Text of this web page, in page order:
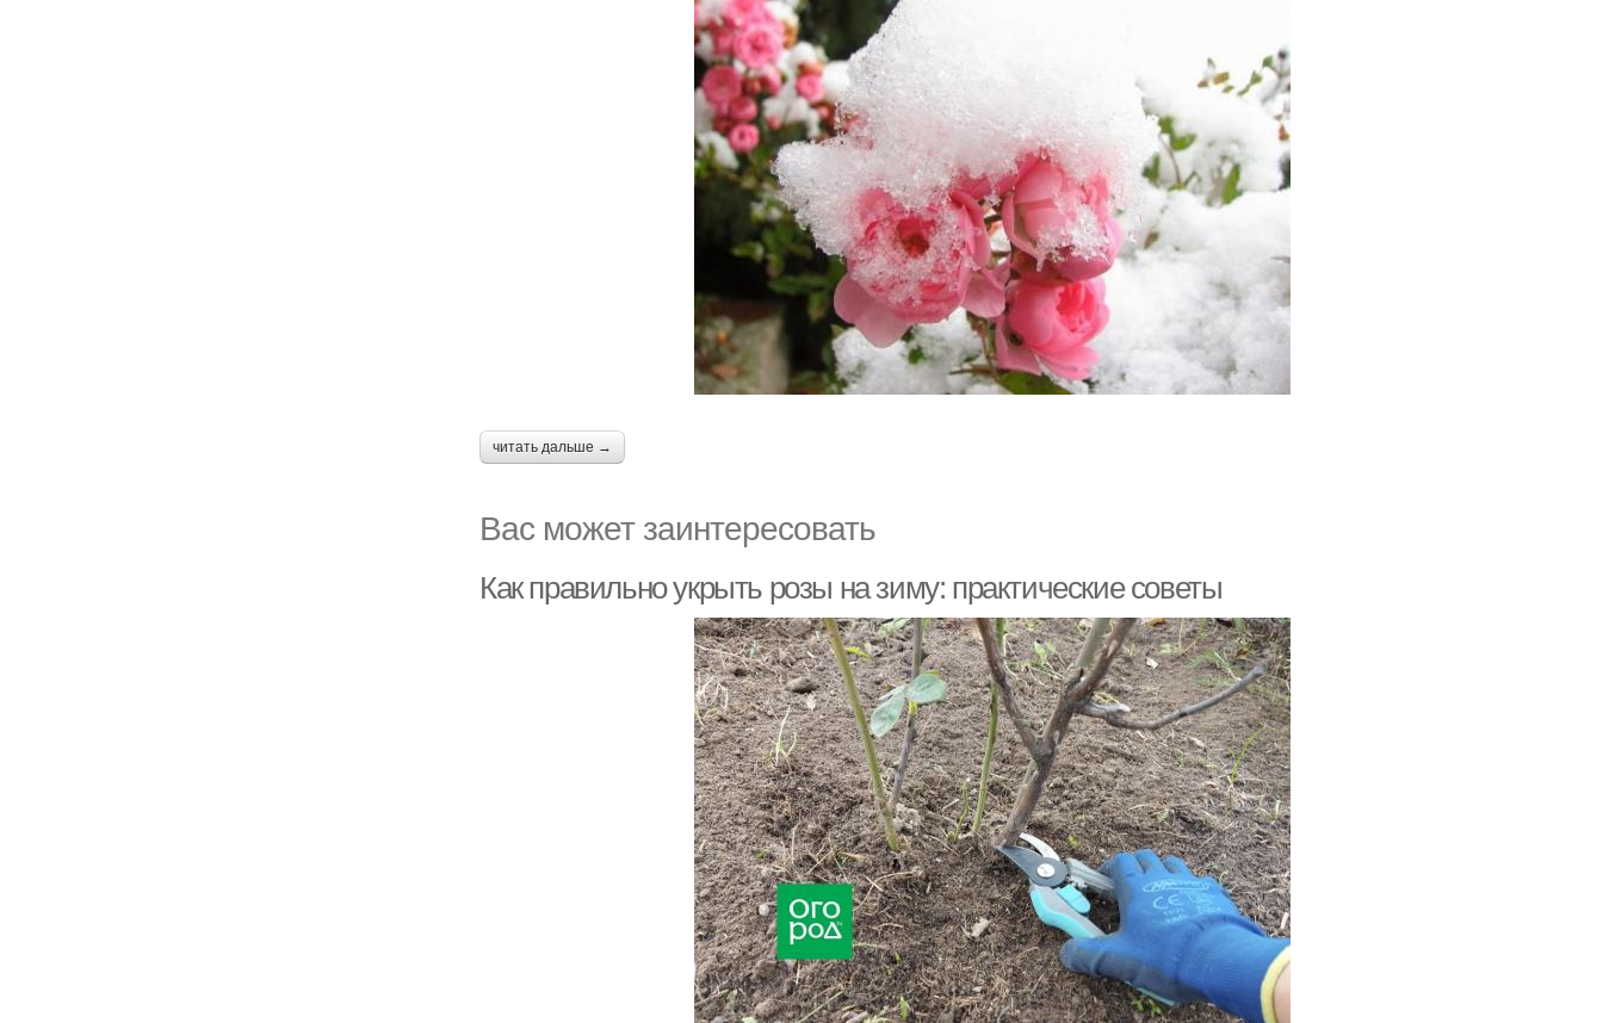
читать дальше →
Вас может заинтересовать
Как правильно укрыть розы на зиму: практические советы